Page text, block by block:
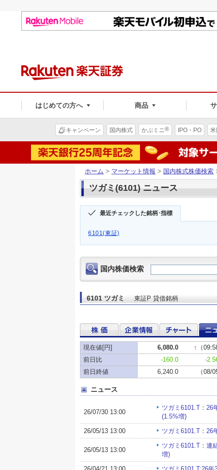
はじめての方へ 商品
キャンペーン 国内株式 かぶミニ® IPO・PO
ホーム > マーケット情報 > 国内株式株価検索
ツガミ(6101) ニュース
最近チェックした銘柄･指標
6101(東証)